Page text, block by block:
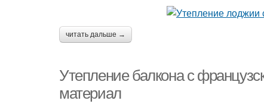
читать дальше →
Утепление балкона с
материал